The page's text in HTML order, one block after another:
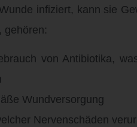
infiziert, kann sie
gehören:
von Antibiotika,
Wundversorgung
Nervenschäden